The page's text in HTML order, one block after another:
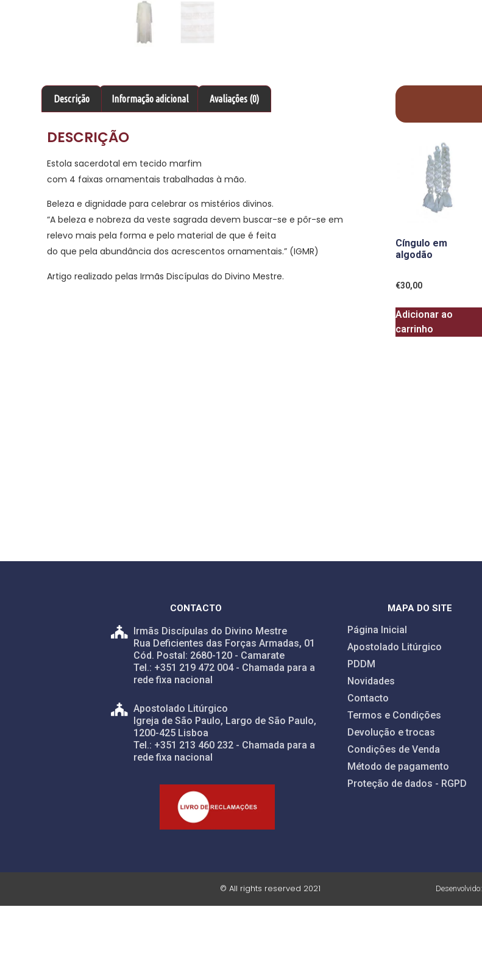
Descrição Informação adicional Avaliações (0)
DESCRIÇÃO
Estola sacerdotal em tecido marfim
com 4 faixas ornamentais trabalhadas à mão.
Beleza e dignidade para celebrar os mistérios divinos.
“A beleza e nobreza da veste sagrada devem buscar-se e pôr-se em
relevo mais pela forma e pelo material de que é feita
do que pela abundância dos acrescentos ornamentais.” (IGMR)
Artigo realizado pelas Irmãs Discípulas do Divino Mestre.
Cíngulo em
algodão
€30,00
Adicionar ao
carrinho
CONTACTO
Irmãs Discípulas do Divino Mestre
Rua Deficientes das Forças Armadas, 01
Cód. Postal: 2680-120 - Camarate
Tel.: +351 219 472 004 - Chamada para a
rede fixa nacional
Apostolado Litúrgico
Igreja de São Paulo, Largo de São Paulo,
1200-425 Lisboa
Tel.: +351 213 460 232 - Chamada para a
rede fixa nacional
MAPA DO SITE
Página Inicial
Apostolado Litúrgico
PDDM
Novidades
Contacto
Termos e Condições
Devolução e trocas
Condições de Venda
Método de pagamento
Proteção de dados - RGPD
© All rights reserved 2021 Desenvolvido: